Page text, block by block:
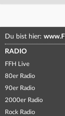
Du bist hier:
RADIO
FFH Live
80er Radio
90er Radio
2000er Radio
Rock Radio